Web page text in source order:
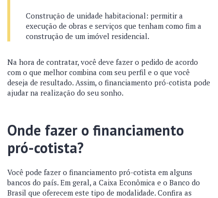
Construção de unidade habitacional: permitir a
execução de obras e serviços que tenham como fim a
construção de um imóvel residencial.
Na hora de contratar, você deve fazer o pedido de acordo
com o que melhor combina com seu perfil e o que você
deseja de resultado. Assim, o financiamento pró-cotista pode
ajudar na realização do seu sonho.
Onde fazer o financiamento
pró-cotista?
Você pode fazer o financiamento pró-cotista em alguns
bancos do país. Em geral, a Caixa Econômica e o Banco do
Brasil que oferecem este tipo de modalidade. Confira as